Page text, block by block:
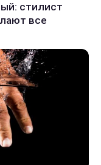
стилист
все